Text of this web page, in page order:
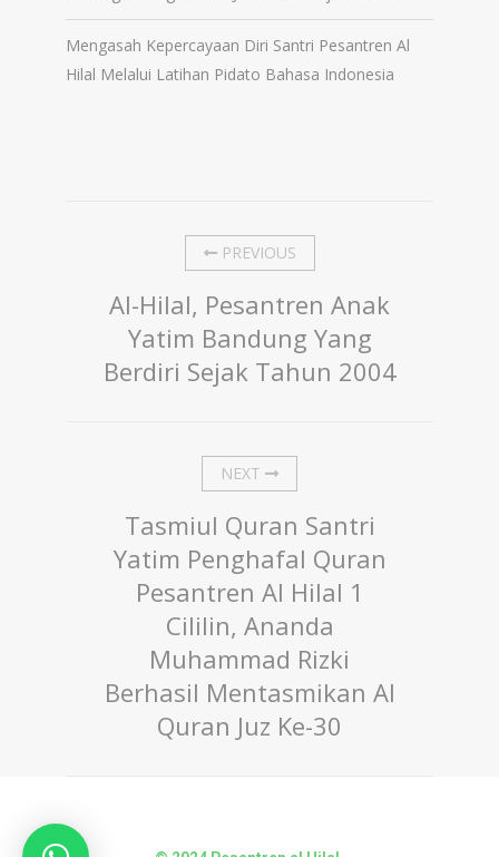
Mengasah Kepercayaan Diri Santri Pesantren Al
Hilal Melalui Latihan Pidato Bahasa Indonesia
PREVIOUS
Al-Hilal, Pesantren Anak
Yatim Bandung Yang
Berdiri Sejak Tahun 2004
NEXT
Tasmiul Quran Santri
Yatim Penghafal Quran
Pesantren Al Hilal 1
Cililin, Ananda
Muhammad Rizki
Berhasil Mentasmikan Al
Quran Juz Ke-30